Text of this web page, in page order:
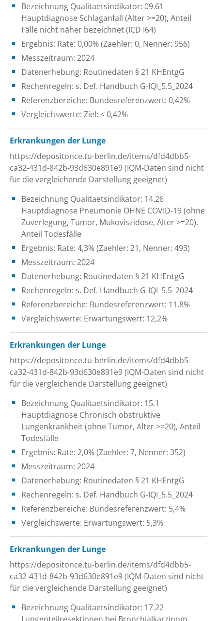
Bezeichnung Qualitaetsindikator: 09.61
Hauptdiagnose Schlaganfall (Alter >=20), Anteil
Fälle nicht näher bezeichnet (ICD I64)
Ergebnis: Rate: 0,00% (Zaehler: 0, Nenner: 956)
Messzeitraum: 2024
Datenerhebung: Routinedaten § 21 KHEntgG
Rechenregeln: s. Def. Handbuch G-IQI_5.5_2024
Referenzbereiche: Bundesreferenzwert: 0,42%
Vergleichswerte: Ziel: < 0,42%
Erkrankungen der Lunge
https://depositonce.tu-berlin.de/items/dfd4dbb5-
ca32-431d-842b-93d630e891e9 (IQM-Daten sind nicht
für die vergleichende Darstellung geeignet)
Bezeichnung Qualitaetsindikator: 14.26
Hauptdiagnose Pneumonie OHNE COVID-19 (ohne
Zuverlegung, Tumor, Mukoviszidose, Alter >=20),
Anteil Todesfälle
Ergebnis: Rate: 4,3% (Zaehler: 21, Nenner: 493)
Messzeitraum: 2024
Datenerhebung: Routinedaten § 21 KHEntgG
Rechenregeln: s. Def. Handbuch G-IQI_5.5_2024
Referenzbereiche: Bundesreferenzwert: 11,8%
Vergleichswerte: Erwartungswert: 12,2%
Erkrankungen der Lunge
https://depositonce.tu-berlin.de/items/dfd4dbb5-
ca32-431d-842b-93d630e891e9 (IQM-Daten sind nicht
für die vergleichende Darstellung geeignet)
Bezeichnung Qualitaetsindikator: 15.1
Hauptdiagnose Chronisch obstruktive
Lungenkrankheit (ohne Tumor, Alter >=20), Anteil
Todesfälle
Ergebnis: Rate: 2,0% (Zaehler: 7, Nenner: 352)
Messzeitraum: 2024
Datenerhebung: Routinedaten § 21 KHEntgG
Rechenregeln: s. Def. Handbuch G-IQI_5.5_2024
Referenzbereiche: Bundesreferenzwert: 5,4%
Vergleichswerte: Erwartungswert: 5,3%
Erkrankungen der Lunge
https://depositonce.tu-berlin.de/items/dfd4dbb5-
ca32-431d-842b-93d630e891e9 (IQM-Daten sind nicht
für die vergleichende Darstellung geeignet)
Bezeichnung Qualitaetsindikator: 17.22